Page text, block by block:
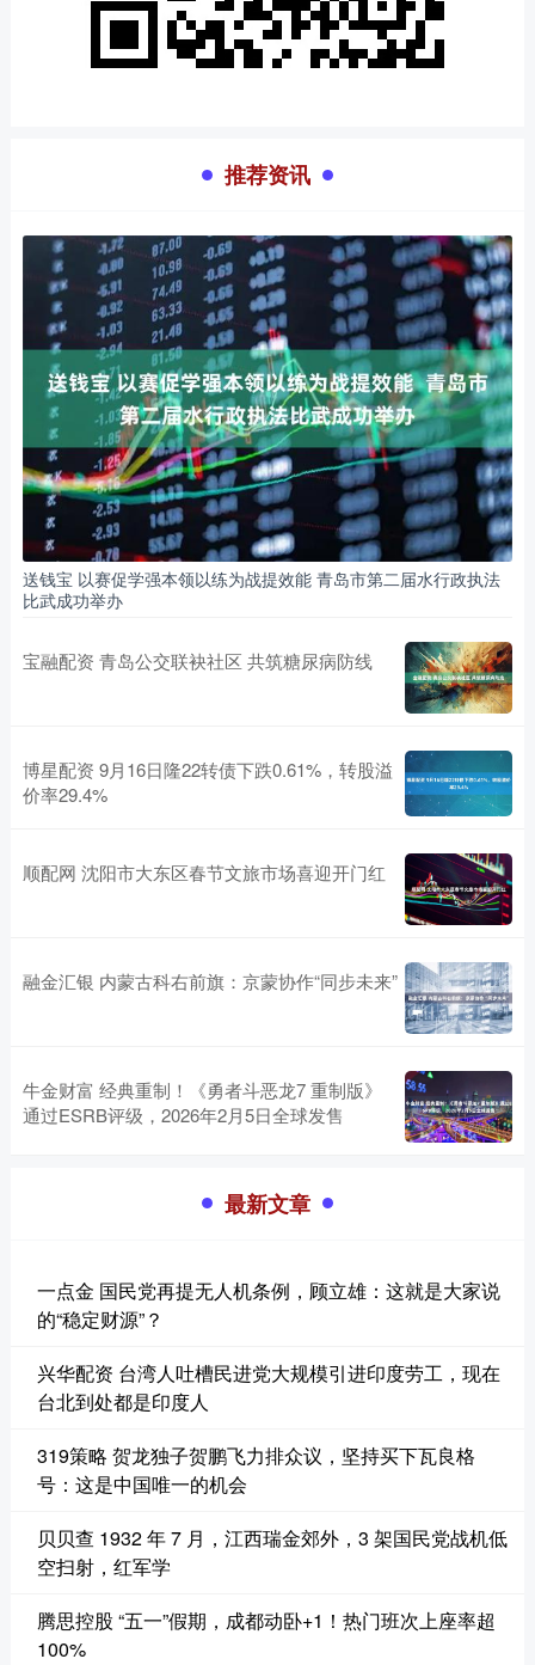
推荐资讯
送钱宝 以赛促学强本领以练为战提效能 青岛市第二届水行政执法
比武成功举办
宝融配资 青岛公交联袂社区 共筑糖尿病防线
博星配资 9月16日隆22转债下跌0.61%，转股溢
价率29.4%
顺配网 沈阳市大东区春节文旅市场喜迎开门红
融金汇银 内蒙古科右前旗：京蒙协作“同步未来”
牛金财富 经典重制！《勇者斗恶龙7 重制版》
通过ESRB评级，2026年2月5日全球发售
最新文章
一点金 国民党再提无人机条例，顾立雄：这就是大家说
的“稳定财源”？
兴华配资 台湾人吐槽民进党大规模引进印度劳工，现在
台北到处都是印度人
319策略 贺龙独子贺鹏飞力排众议，坚持买下瓦良格
号：这是中国唯一的机会
贝贝查 1932 年 7 月，江西瑞金郊外，3 架国民党战机低
空扫射，红军学
腾思控股 “五一”假期，成都动卧+1！热门班次上座率超
100%